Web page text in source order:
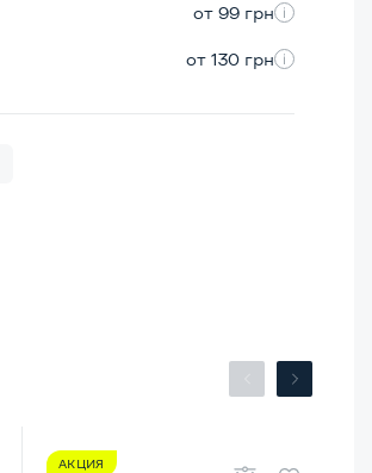
от 99 грн
от 130 грн
АКЦИЯ